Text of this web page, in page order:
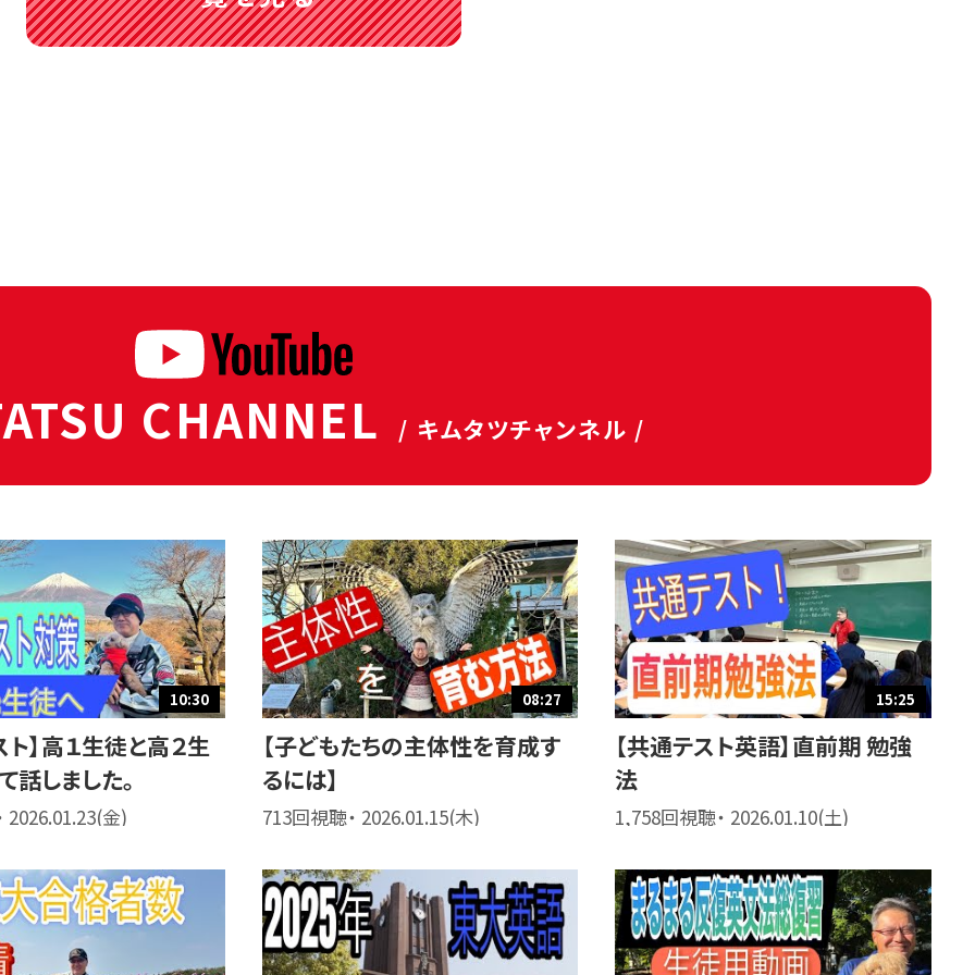
CHANNEL / キムタツチャンネル /
10:30
ト】高１生徒と高２生
話しました。
2026.01.23(金)
08:27
【子どもたちの主体性を育成す
るには】
713回視聴・ 2026.01.15(木)
15:25
【共通テスト英語】直前期 勉強
法
1,758回視聴・ 2026.01.10(土)